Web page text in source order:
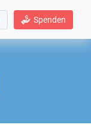
Spenden